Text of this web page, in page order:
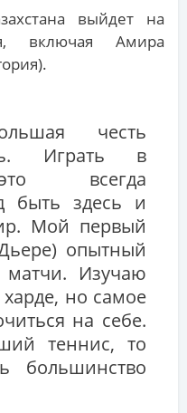
выйдет на
включая Амира
честь
Играть в
всегда
быть здесь и
Мой первый
опытный
матчи. Изучаю
но самое
на себе.
теннис, то
большинство